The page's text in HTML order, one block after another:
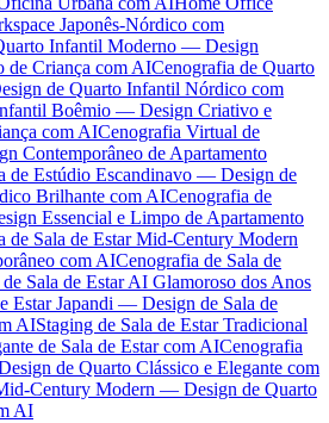
Japonês-Nórdico com
Infantil Moderno — Design
de Criança com AICenografia de Quarto
de Quarto Infantil Nórdico com
Boêmio — Design Criativo e
com AICenografia Virtual de
Contemporâneo de Apartamento
de Estúdio Escandinavo — Design de
Brilhante com AICenografia de
Essencial e Limpo de Apartamento
de Sala de Estar Mid-Century Modern
com AICenografia de Sala de
Sala de Estar AI Glamoroso dos Anos
Estar Japandi — Design de Sala de
AIStaging de Sala de Estar Tradicional
de Sala de Estar com AICenografia
de Quarto Clássico e Elegante com
Century Modern — Design de Quarto
AI